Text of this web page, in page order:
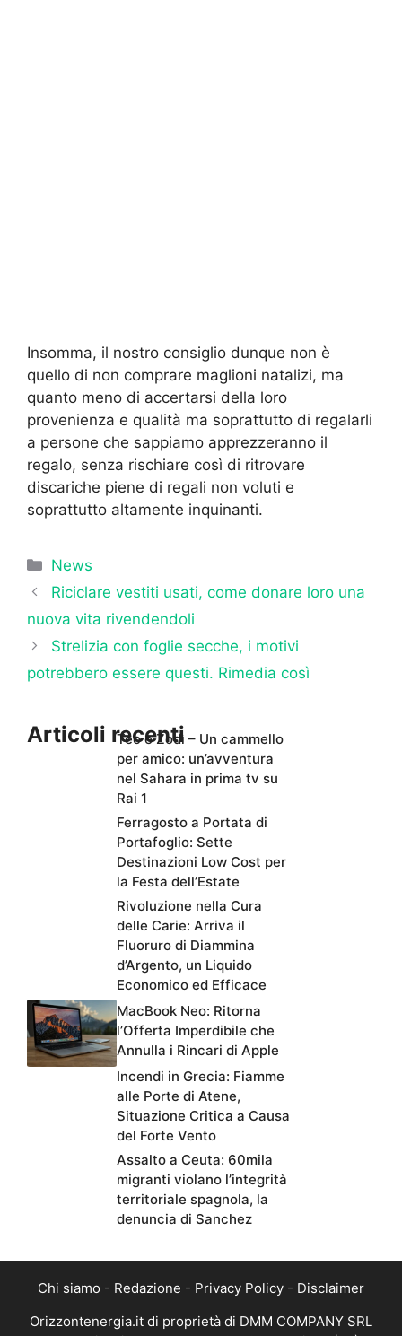
Insomma, il nostro consiglio dunque non è
quello di non comprare maglioni natalizi, ma
quanto meno di accertarsi della loro
provenienza e qualità ma soprattutto di regalarli
a persone che sappiamo apprezzeranno il
regalo, senza rischiare così di ritrovare
discariche piene di regali non voluti e
soprattutto altamente inquinanti.
Categorie
News
Riciclare vestiti usati, come donare loro una
nuova vita rivendendoli
Strelizia con foglie secche, i motivi
potrebbero essere questi. Rimedia così
Articoli recentiTeo e Zodì – Un cammello
per amico: un’avventura
nel Sahara in prima tv su
Rai 1
Ferragosto a Portata di
Portafoglio: Sette
Destinazioni Low Cost per
la Festa dell’Estate
Rivoluzione nella Cura
delle Carie: Arriva il
Fluoruro di Diammina
d’Argento, un Liquido
Economico ed Efficace
MacBook Neo: Ritorna
l’Offerta Imperdibile che
Annulla i Rincari di Apple
Incendi in Grecia: Fiamme
alle Porte di Atene,
Situazione Critica a Causa
del Forte Vento
Assalto a Ceuta: 60mila
migranti violano l’integrità
territoriale spagnola, la
denuncia di Sanchez
Chi siamo - Redazione - Privacy Policy - Disclaimer
Orizzontenergia.it di proprietà di DMM COMPANY SRL